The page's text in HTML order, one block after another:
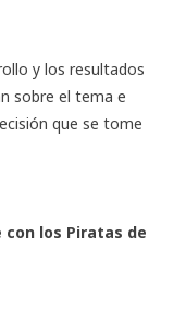
y los resultados
sobre el tema e
que se tome
los Piratas de